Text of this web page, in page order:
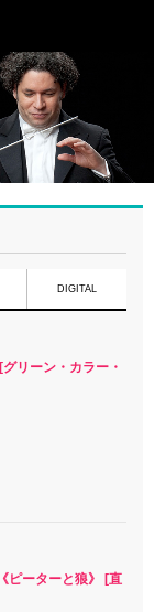
DIGITAL
リーン・カラー・
ピーターと狼》 [直